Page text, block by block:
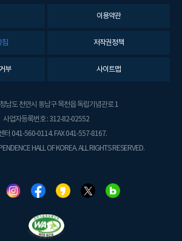
이용약관
침 저작권정책
부 사이트맵
남도 천안시 동남구 목천읍 독립기념관로 1
사업자등록번호 : 312-82-02552
터 041-560-0114. FAX 041-557-8167.
HALL OF KOREA. ALL RIGHTS RESERVED.